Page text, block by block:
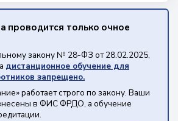
проводится только очное
закону № 28-ФЗ от 28.02.2025,
дистанционное обучение для
запрещено.
работает строго по закону. Ваши
в ФИС ФРДО, а обучение